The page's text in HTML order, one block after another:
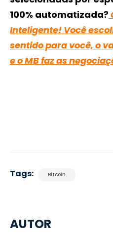
AUTOR
100% automatizada?
Inteligente! Você
sentido para você, o
e o MB faz as
Tags: Bitcoin